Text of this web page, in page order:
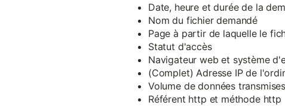
Date, heure et durée de la
Nom du fichier demandé
Page à partir de laquelle le
Statut d'accès
Navigateur web et système
(Complet) Adresse IP de
Volume de données transmises
Référent http et méthode http